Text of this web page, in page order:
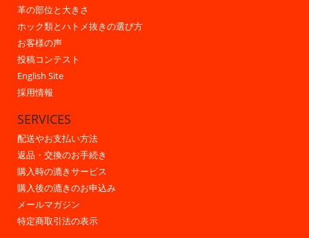
革の部位と大きさ
ホック類とハトメ抜きの選び方
お客様の声
投稿コンテスト
English Site
採用情報
SERVICES
配送やお支払い方法
返品・交換のお手続き
購入時の漉きサービス
購入後の漉きのお申込み
メールマガジン
特定商取引法の表示